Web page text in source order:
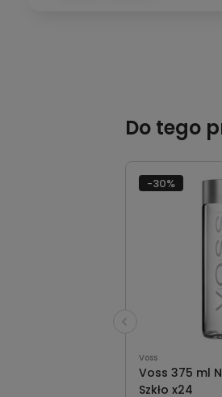
Do tego
Voss
Voss 375 ml
Szkło x24
-30%